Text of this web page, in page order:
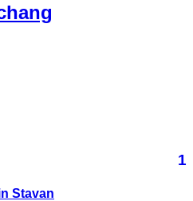
1
Stavan